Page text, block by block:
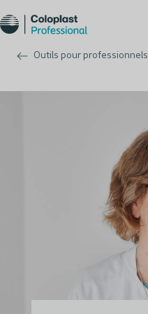
Outils pour professionnels